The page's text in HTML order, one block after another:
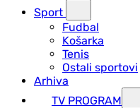
Sport
Fudbal
Košarka
Tenis
Ostali sportovi
Arhiva
TV PROGRAM